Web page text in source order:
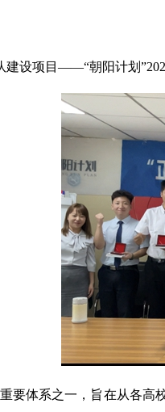
建设项目——“朝阳计划
要体系之一，旨在从各